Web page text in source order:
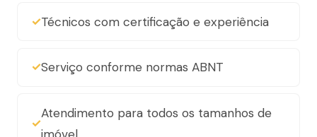
Técnicos com certificação e experiência
Serviço conforme normas ABNT
Atendimento para todos os tamanhos de